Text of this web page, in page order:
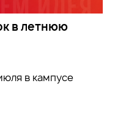
в летнюю
в кампусе